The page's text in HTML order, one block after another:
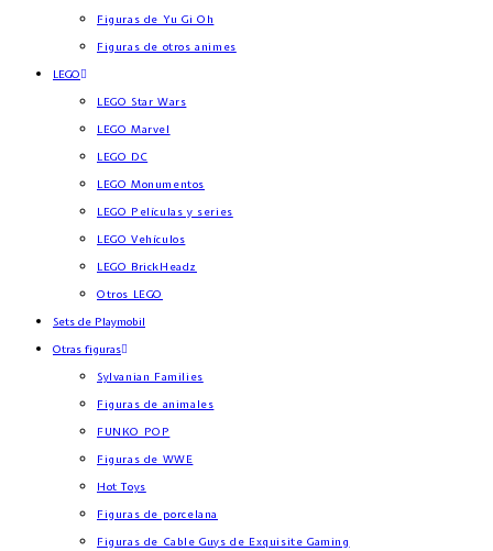
Figuras de Yu Gi Oh
Figuras de otros animes
LEGO
LEGO Star Wars
LEGO Marvel
LEGO DC
LEGO Monumentos
LEGO Películas y series
LEGO Vehículos
LEGO BrickHeadz
Otros LEGO
Sets de Playmobil
Otras figuras
Sylvanian Families
Figuras de animales
FUNKO POP
Figuras de WWE
Hot Toys
Figuras de porcelana
Figuras de Cable Guys de Exquisite Gaming